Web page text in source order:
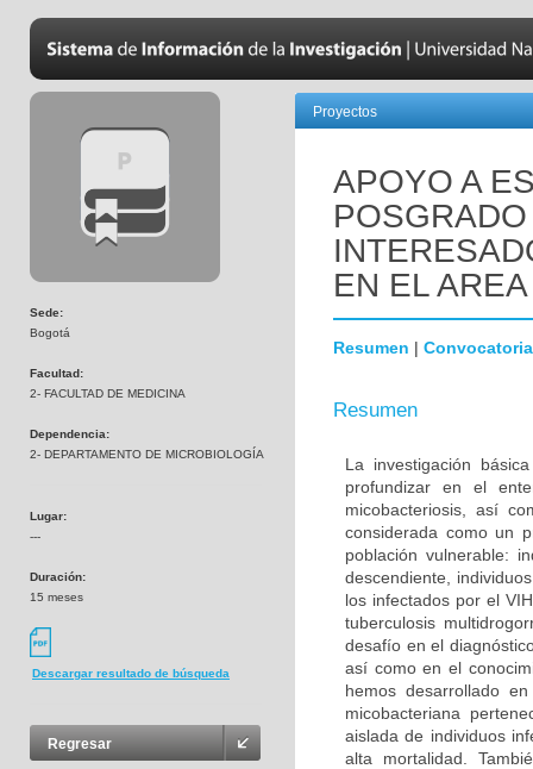
Sede:
Bogotá
Facultad:
2- FACULTAD DE MEDICINA
Dependencia:
2- DEPARTAMENTO DE MICROBIOLOGÍA
Lugar:
---
Duración:
15 meses
Descargar resultado de búsqueda
Regresar
Proyectos
APOYO A
EN EL
Resumen | Convocatoria
Resumen
La investigación
profundizar en el
micobacteriosis, así
considerada como un
población vulnerable:
descendiente,
los infectados por el
tuberculosis
desafío en el
así como en el
hemos desarrollado
micobacteriana
aislada de individuos
alta mortalidad.